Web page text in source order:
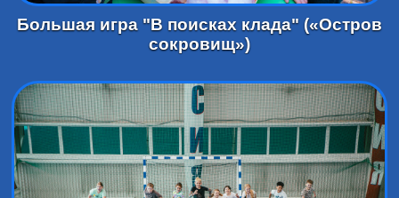
Большая игра "В поисках клада" («Остров
сокровищ»)